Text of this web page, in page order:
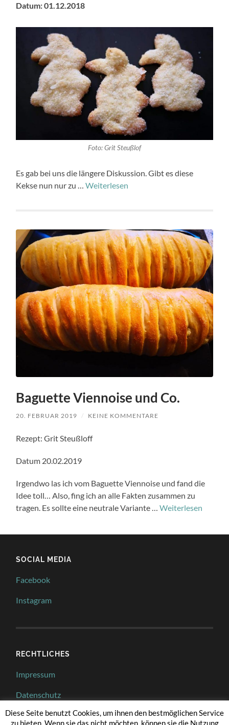
Datum: 01.12.2018
Foto: Grit Steußlof
Es gab bei uns die längere Diskussion. Gibt es diese
Kekse nun nur zu …Weiterlesen
Baguette Viennoise und Co.
20. FEBRUAR 2019 / KEINE KOMMENTARE
Rezept: Grit Steußloff
Datum 20.02.2019
Irgendwo las ich vom Baguette Viennoise und fand die
Idee toll… Also, fing ich an alle Fakten zusammen zu
tragen. Es sollte eine neutrale Variante …Weiterlesen
SOCIAL MEDIA
Facebook
Instagram
RECHTLICHES
Impressum
Datenschutz
Diese Seite benutzt Cookies, um ihnen den bestmöglichen Service
zu bieten. Wenn sie das nicht möchten, können sie die Nutzung